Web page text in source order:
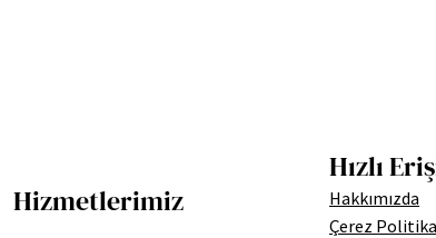
Hizmetlerimiz
Hızlı
Hakkımızda
Çerez